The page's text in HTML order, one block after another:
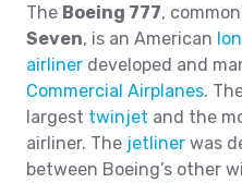
The Boeing 777,
Seven, is an American
airliner developed and
Commercial Airplanes.
largest twinjet and the
airliner. The jetliner was
between Boeing’s other